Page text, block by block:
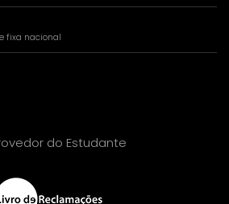
fixa nacional
do Estudante